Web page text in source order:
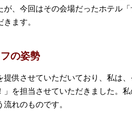
が、今回はその会場だったホテル
ます。
の姿勢
提供させていただいており、私は
を担当させていただきました。
れのものです。